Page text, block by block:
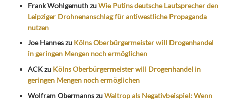
Frank WohlgemuthzuWie Putins deutsche Lautsprecher den
Leipziger Drohnenanschlag für antiwestliche Propaganda
nutzen
Joe Hanneszu Kölns Oberbürgermeister will Drogenhandel
in geringen Mengen noch ermöglichen
ACKzu Kölns Oberbürgermeister will Drogenhandel in
geringen Mengen noch ermöglichen
Wolfram ObermannszuWaltrop als Negativbeispiel: Wenn